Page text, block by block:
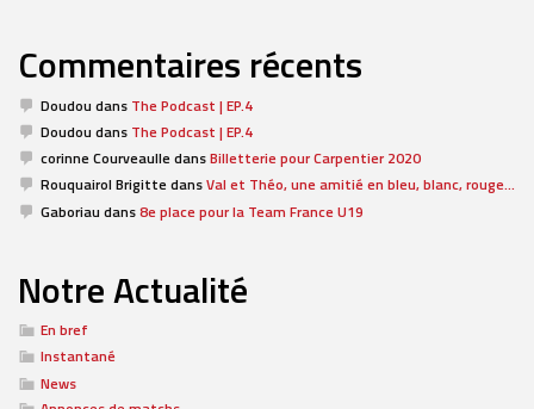
Commentaires récents
Doudou dans The Podcast | EP.4
Doudou dans The Podcast | EP.4
corinne CourveaulledansBilletterie pour Carpentier 2020
Rouquairol BrigittedansVal et Théo, une amitié en bleu, blanc, rouge…
Gaboriau dans8e place pour la Team France U19
Notre Actualité
En bref
Instantané
News